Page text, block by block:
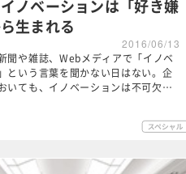
ノベーションは「好き嫌
生まれる
2016/06/13
聞や雑誌、Webメディアで「イノベ
という言葉を聞かない日はない。企
いても、イノベーションは不可欠…